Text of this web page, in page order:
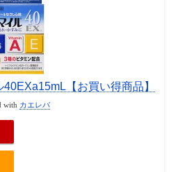
40EXa15mL【お買い得商品】
with カエレバ